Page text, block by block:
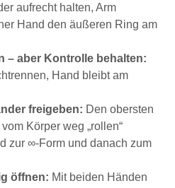
aufrecht halten, Arm
Hand den äußeren Ring am
– aber Kontrolle behalten:
Hand bleibt am
freigeben: Den obersten
Körper weg „rollen“
zur ∞-Form und danach zum
öffnen: Mit beiden Händen